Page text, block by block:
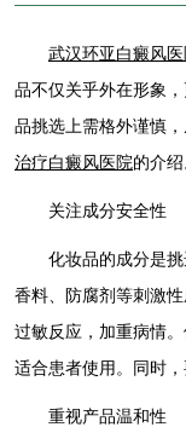
武汉环亚 白癜风
品不仅关乎外在形象
品挑选上需格外谨慎
治疗白癜风医院的介绍
关注成分安全性
化妆品的成分是挑选
香料、防腐剂等刺激
过敏反应，加重病情
适合患者使用。同时
重视产品温和性